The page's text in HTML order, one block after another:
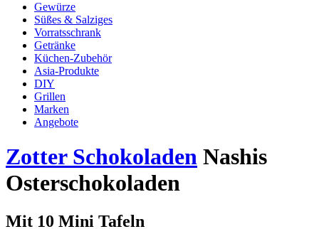
Gewürze
Süßes & Salziges
Vorratsschrank
Getränke
Küchen-Zubehör
Asia-Produkte
DIY
Grillen
Marken
Angebote
Zotter Schokoladen Nashis
Osterschokoladen
Mit 10 Mini Tafeln